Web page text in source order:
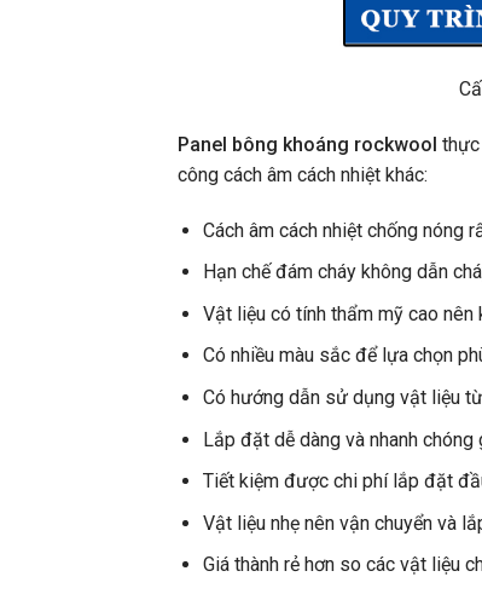
Panel bông khoáng rockwool
công cách âm cách nhiệt khác:
Cách âm cách nhiệt chống nóng
Hạn chế đám cháy không dẫn
Vật liệu có tính thẩm mỹ cao
Có nhiều màu sắc để lựa chọn
Có hướng dẫn sử dụng vật liệu
Lắp đặt dễ dàng và nhanh
Tiết kiệm được chi phí lắp đặt
Vật liệu nhẹ nên vận chuyển và
Giá thành rẻ hơn so các vật liệu